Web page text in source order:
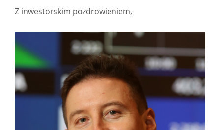
Z inwestorskim pozdrowieniem,